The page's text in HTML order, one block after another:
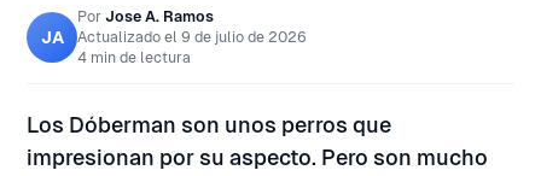
JA
Por Jose A. Ramos
Actualizado el 9 de julio de 2026
4 min de lectura
Los Dóberman son unos perros que
impresionan por su aspecto. Pero son mucho